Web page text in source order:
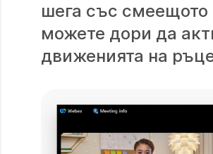
шега със смеещото
можете дори да
движенията на